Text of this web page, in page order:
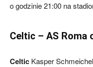
o godzinie 21:00 na
Celtic – AS Roma
Celtic Kasper